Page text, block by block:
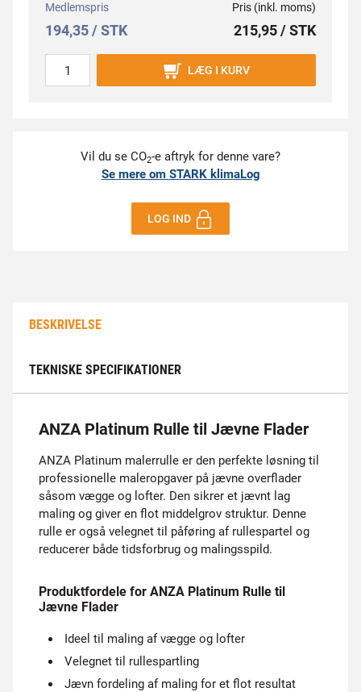
Medlemspris
194,35 / STK
Pris (inkl. moms)
215,95 / STK
LÆG I KURV
Vil du se CO2-e aftryk for denne vare?
Se mere om STARK klimaLog
LOG IND
BESKRIVELSE
TEKNISKE SPECIFIKATIONER
ANZA Platinum Rulle til Jævne Flader
ANZA Platinum malerrulle er den perfekte løsning til
professionelle maleropgaver på jævne overflader
såsom vægge og lofter. Den sikrer et jævnt lag
maling og giver en flot middelgrov struktur. Denne
rulle er også velegnet til påføring af rullespartel og
reducerer både tidsforbrug og malingsspild.
Produktfordele for ANZA Platinum Rulle til
Jævne Flader
Ideel til maling af vægge og lofter
Velegnet til rullespartling
Jævn fordeling af maling for et flot resultat